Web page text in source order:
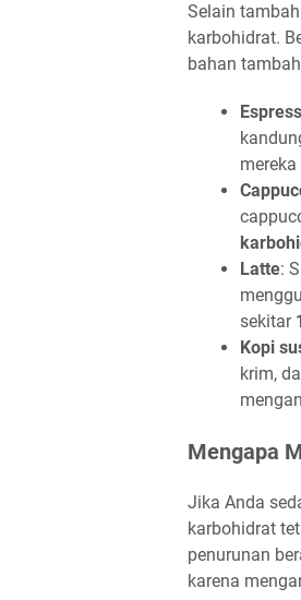
Selain
karbohidrat.
bahan
Latte:
sekitar
Kopi
krim,
Mengapa
Jika Anda
karbohidrat
penurunan
karena